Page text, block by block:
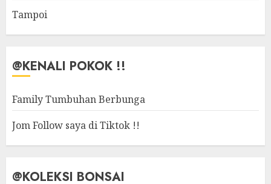
Tampoi
@KENALI POKOK !!
Family Tumbuhan Berbunga
Jom Follow saya di Tiktok !!
@KOLEKSI BONSAI